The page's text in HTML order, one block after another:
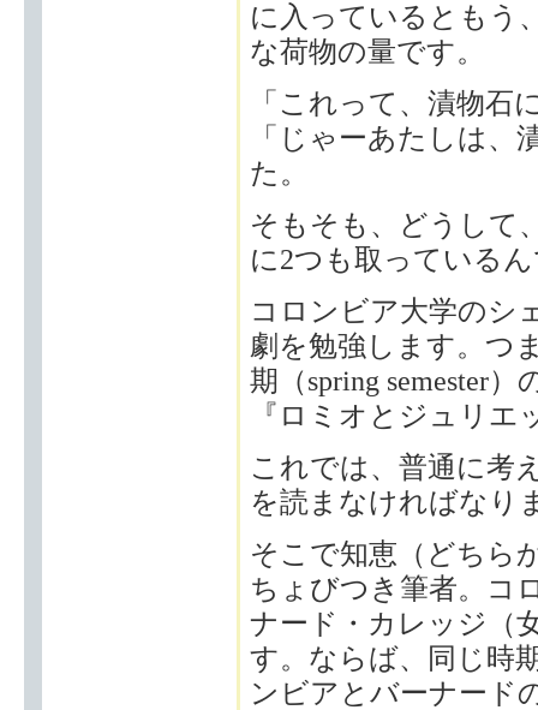
に入っているともう
な荷物の量です。
「これって、漬物石
「じゃーあたしは、
た。
そもそも、どうして
に2つも取っている
コロンビア大学のシ
劇を勉強します。つ
期（spring semester
『ロミオとジュリ
これでは、普通に考
を読まなければなり
そこで知恵（どちら
ちょびつき筆者。コ
ナード・カレッジ（
す。ならば、同じ時
ンビアとバーナード